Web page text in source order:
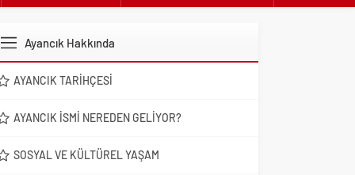
DOLAR
Ayancık Hakkında
AYANCIK TARIHÇESI
AYANCIK İSMI NEREDEN GELIYOR?
SOSYAL VE KÜLTÜREL YAŞAM